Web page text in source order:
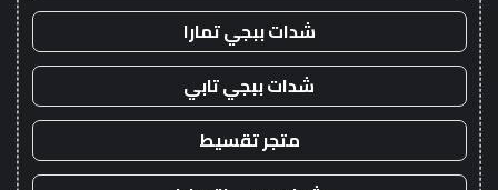
شدات ببجي تمارا
شدات ببجي تابي
متجر تقسيط